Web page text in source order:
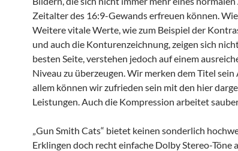
Zeitalter des 16:9-Gewands erfreuen können.
Weitere vitale Werte, wie zum Beispiel der
und auch die Konturenzeichnung, zeigen sich
besten Seite, verstehen jedoch auf einem
Niveau zu überzeugen. Wir merken dem Titel sein
allem können wir zufrieden sein mit den hier
Leistungen. Auch die Kompression arbeitet
„Gun Smith Cats“ bietet keinen sonderlich
Erklingen doch recht einfache Dolby Stereo-Töne